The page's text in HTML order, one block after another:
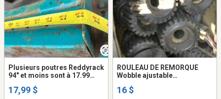
Plusieurs poutres Reddyrack
94" et moins sont à 17.99
au moins 4 poutres nous
17,99 $
ROULEAU DE REMORQUE
Wobble ajustable
neufs 99$ pour 7=14$ ch
16 $